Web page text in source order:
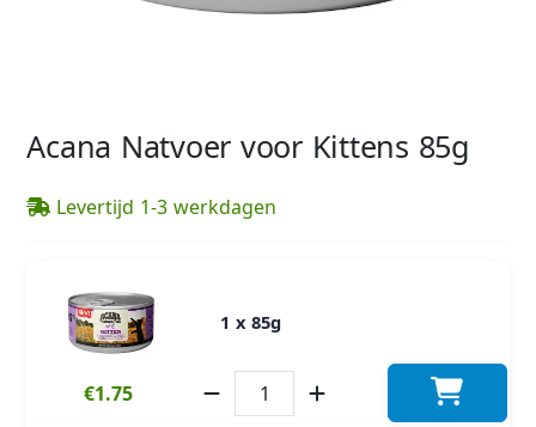
Acana Natvoer voor Kittens 85g
Levertijd 1-3 werkdagen
1 x 85g
€1.75